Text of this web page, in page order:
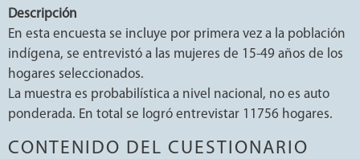
Descripción
En esta encuesta se incluye por primera vez a la población
indígena, se entrevistó a las mujeres de 15-49 años de los
hogares seleccionados.
La muestra es probabilística a nivel nacional, no es auto
ponderada. En total se logró entrevistar 11756 hogares.
CONTENIDO DEL CUESTIONARIO